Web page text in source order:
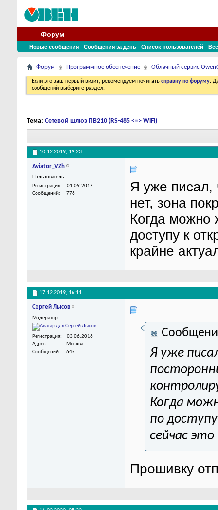
Форум
Новые сообщения Сообщения за день Список пользователей
Форум Программное обеспечение Облачный сервис
Если это ваш первый визит, рекомендуем почитать справку по форуму.
сообщений выберите раздел.
Тема: Сетевой шлюз ПВ210 (RS-485 <=> WiFi)
10.12.2019, 19:23
Aviator_VZh
Пользователь
Регистрация
01.09.2017
Сообщений
776
Я уже писал,
нет, зона
Когда можно
доступу к
крайне
17.12.2019, 16:11
Сергей Лысов
Модератор
Регистрация
03.06.2016
Адрес
Москва
Сообщений
645
Я уже
Когда
по
сейчас
Прошивку